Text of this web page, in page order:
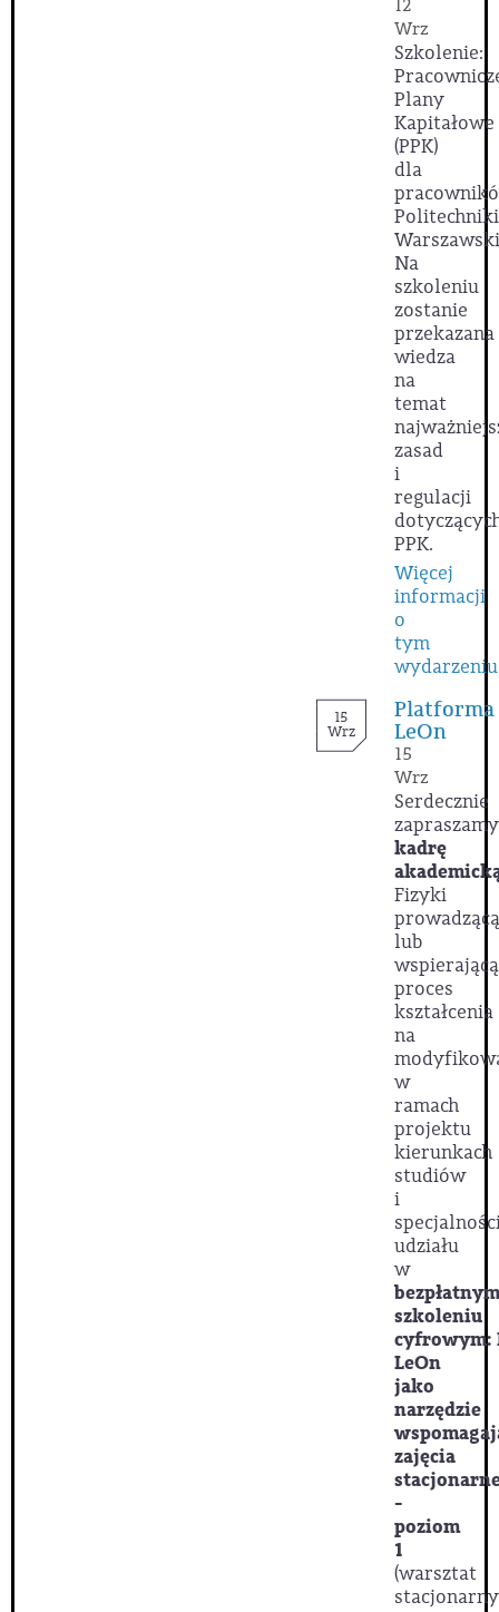
12
Wrz
Szkolenie:
Plany
Kapitałowe
(PPK)
dla
Politechniki
Na
szkoleniu
zostanie
przekazana
wiedza
na
temat
zasad
i
regulacji
PPK.
Więcej
informacji
o
tym
wydarzeniu
15
Wrz
Platforma
LeOn
15
Wrz
Serdecznie
zapraszamy
kadrę
Fizyki
prowadzącą
lub
wspierającą
proces
kształcenia
na
w
ramach
projektu
kierunkach
studiów
i
udziału
w
bezpłatnym
szkoleniu
cyfrowym:
LeOn
jako
narzędzie
zajęcia
-
poziom
1
(warsztat